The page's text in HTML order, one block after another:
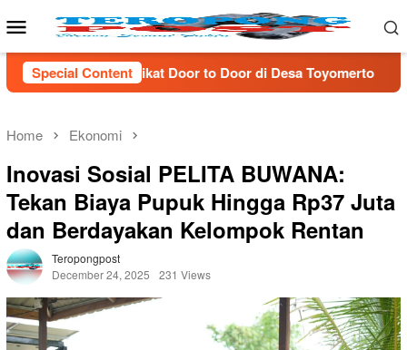
to
Mobile
Menu
Special Content
to Door di Desa Toyomerto DPRD Lamsel Gelar
Home Ekonomi
Inovasi Sosial PELITA BUWANA:
Tekan Biaya Pupuk Hingga Rp37 Juta
dan Berdayakan Kelompok Rentan
Teropongpost
December 24, 2025
231 Views